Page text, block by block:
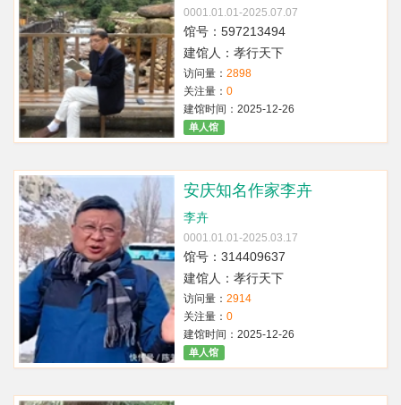
0001.01.01-2025.07.07
馆号：597213494
建馆人：孝行天下
访问量： 2898
关注量： 0
建馆时间：2025-12-26
单人馆
安庆知名作家李卉
李卉
0001.01.01-2025.03.17
馆号：314409637
建馆人：孝行天下
访问量： 2914
关注量： 0
建馆时间：2025-12-26
单人馆